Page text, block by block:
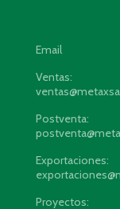
Email
Ventas:
Postventa:
Exportaciones:
Proyectos: